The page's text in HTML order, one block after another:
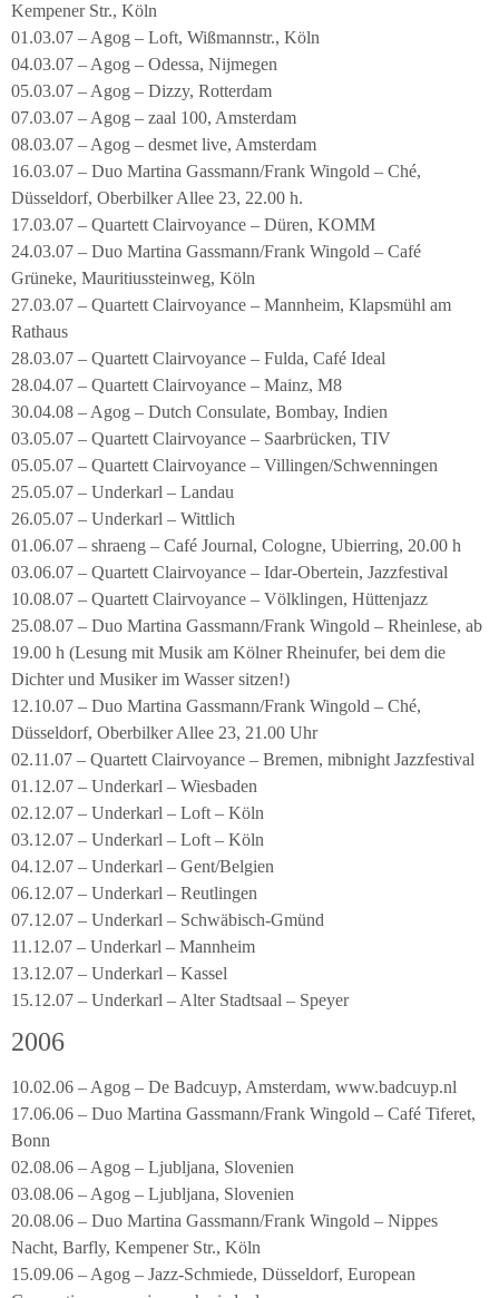
Kempener Str., Köln
01.03.07 – Agog – Loft, Wißmannstr., Köln
04.03.07 – Agog – Odessa, Nijmegen
05.03.07 – Agog – Dizzy, Rotterdam
07.03.07 – Agog – zaal 100, Amsterdam
08.03.07 – Agog – desmet live, Amsterdam
16.03.07 – Duo Martina Gassmann/Frank Wingold – Ché,
Düsseldorf, Oberbilker Allee 23, 22.00 h.
17.03.07 – Quartett Clairvoyance – Düren, KOMM
24.03.07 – Duo Martina Gassmann/Frank Wingold – Café
Grüneke, Mauritiussteinweg, Köln
27.03.07 – Quartett Clairvoyance – Mannheim, Klapsmühl am
Rathaus
28.03.07 – Quartett Clairvoyance – Fulda, Café Ideal
28.04.07 – Quartett Clairvoyance – Mainz, M8
30.04.08 – Agog – Dutch Consulate, Bombay, Indien
03.05.07 – Quartett Clairvoyance – Saarbrücken, TIV
05.05.07 – Quartett Clairvoyance – Villingen/Schwenningen
25.05.07 – Underkarl – Landau
26.05.07 – Underkarl – Wittlich
01.06.07 – shraeng – Café Journal, Cologne, Ubierring, 20.00 h
03.06.07 – Quartett Clairvoyance – Idar-Obertein, Jazzfestival
10.08.07 – Quartett Clairvoyance – Völklingen, Hüttenjazz
25.08.07 – Duo Martina Gassmann/Frank Wingold – Rheinlese, ab
19.00 h (Lesung mit Musik am Kölner Rheinufer, bei dem die
Dichter und Musiker im Wasser sitzen!)
12.10.07 – Duo Martina Gassmann/Frank Wingold – Ché,
Düsseldorf, Oberbilker Allee 23, 21.00 Uhr
02.11.07 – Quartett Clairvoyance – Bremen, mibnight Jazzfestival
01.12.07 – Underkarl – Wiesbaden
02.12.07 – Underkarl – Loft – Köln
03.12.07 – Underkarl – Loft – Köln
04.12.07 – Underkarl – Gent/Belgien
06.12.07 – Underkarl – Reutlingen
07.12.07 – Underkarl – Schwäbisch-Gmünd
11.12.07 – Underkarl – Mannheim
13.12.07 – Underkarl – Kassel
15.12.07 – Underkarl – Alter Stadtsaal – Speyer
2006
10.02.06 – Agog – De Badcuyp, Amsterdam, www.badcuyp.nl
17.06.06 – Duo Martina Gassmann/Frank Wingold – Café Tiferet,
Bonn
02.08.06 – Agog – Ljubljana, Slovenien
03.08.06 – Agog – Ljubljana, Slovenien
20.08.06 – Duo Martina Gassmann/Frank Wingold – Nippes
Nacht, Barfly, Kempener Str., Köln
15.09.06 – Agog – Jazz-Schmiede, Düsseldorf, European